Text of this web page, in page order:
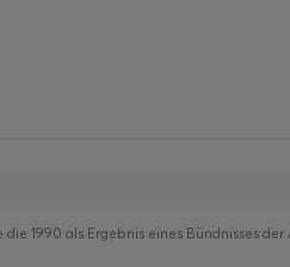
1990 als Ergebnis eines Bündnisses